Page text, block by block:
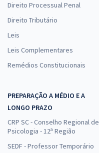
Direito Processual Penal
Direito Tributário
Leis
Leis Complementares
Remédios Constitucionais
PREPARAÇÃO A MÉDIO E A
LONGO PRAZO
CRP SC - Conselho Regional de
Psicologia - 12ª Região
SEDF - Professor Temporário